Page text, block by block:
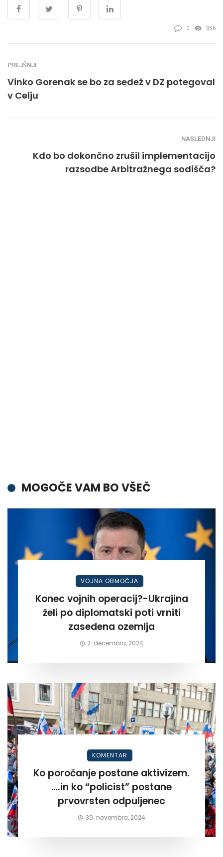
0 356
PREJŠNJI
Vinko Gorenak se bo za sedež v DZ potegoval
v Celju
NASLEDNJI
Kdo bo dokončno zrušil implementacijo
razsodbe Arbitražnega sodišča?
MOGOČE VAM BO VŠEČ
VOJNA OBMOČJA
Konec vojnih operacij?-Ukrajina
želi po diplomatski poti vrniti
zasedena ozemlja
2. decembra, 2024
KOMENTAR
Ko poročanje postane aktivizem.
….in ko “policist” postane
prvovrsten odpuljenec
30. novembra, 2024